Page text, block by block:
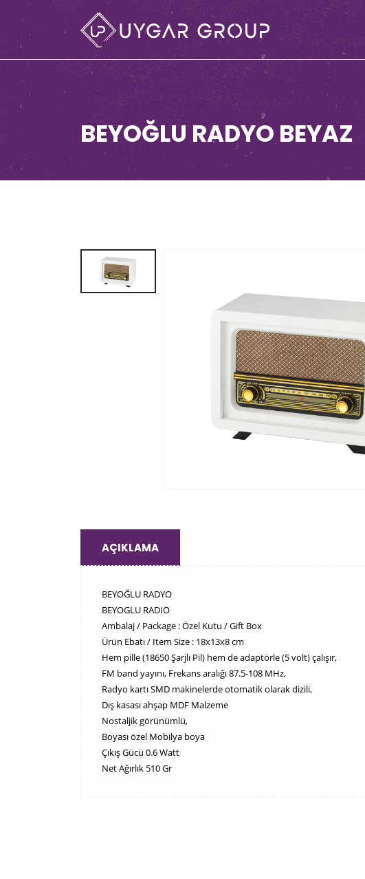
BEYOĞLU RADYO BEYAZ
AÇIKLAMA
BEYOĞLU RADYO
BEYOGLU RADIO
Ambalaj / Package : Özel Kutu / Gift Box
Ürün Ebatı / Item Size : 18x13x8 cm
Hem pille (18650 Şarjlı Pil) hem de adaptörle (5 volt) çalışır,
FM band yayını, Frekans aralığı 87.5-108 MHz,
Radyo kartı SMD makinelerde otomatik olarak dizili,
Dış kasası ahşap MDF Malzeme
Nostaljik görünümlü,
Boyası özel Mobilya boya
Çıkış Gücü 0.6 Watt
Net Ağırlık 510 Gr​